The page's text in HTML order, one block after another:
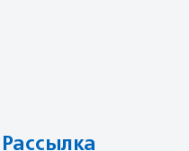
Рассылка